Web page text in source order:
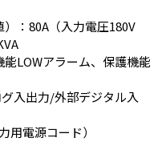
：80A（入力電圧180V
能LOWアラーム、保護機能
入出力/外部デジタル入
用電源コード）